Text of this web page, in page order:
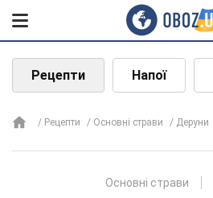
Рецепти Напої
Рецепти Основні страви Деруни
Основні страви